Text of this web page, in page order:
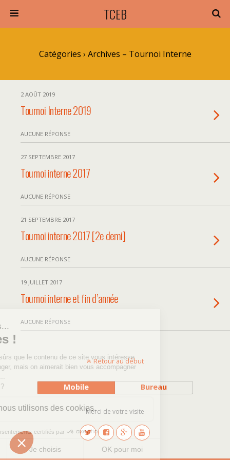
TCEB
Catégories › Archives – Tournoi Interne
2 AOÛT 2019
Tournoi Interne 2019
AUCUNE RÉPONSE
27 SEPTEMBRE 2017
Tournoi interne 2017
AUCUNE RÉPONSE
21 SEPTEMBRE 2017
Tournoi interne 2017 [2e demi]
AUCUNE RÉPONSE
19 JUILLET 2017
Tournoi interne et fin d’année
AUCUNE RÉPONSE
Retour au début
Mobile Bureau
Merci de votre visite